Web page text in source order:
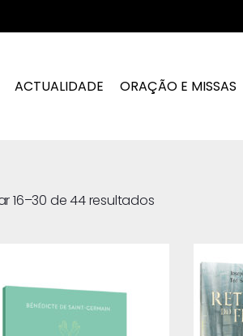
ACTUALIDADE ORAÇÃO E MISSAS
16–30 de 44 resultados